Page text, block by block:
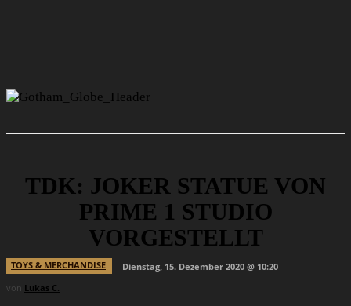
TDK: JOKER STATUE VON
PRIME 1 STUDIO
VORGESTELLT
TOYS & MERCHANDISE
Dienstag, 15. Dezember 2020 @ 10:20
von Lukas C.